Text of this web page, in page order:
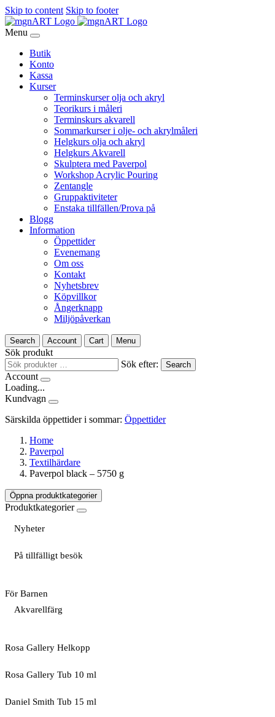
Skip to content Skip to footer
Menu
Butik
Konto
Kassa
Kurser
Terminskurser olja och akryl
Teorikurs i måleri
Terminskurs akvarell
Sommarkurser i olje- och akrylmåleri
Helgkurs olja och akryl
Helgkurs Akvarell
Skulptera med Paverpol
Workshop Acrylic Pouring
Zentangle
Gruppaktiviteter
Enstaka tillfällen/Prova på
Blogg
Information
Öppettider
Evenemang
Om oss
Kontakt
Nyhetsbrev
Köpvillkor
Ångerknapp
Miljöpåverkan
Search Account Cart Menu
Sök produkt
Sök efter:
Search
Account
Loading...
Kundvagn
Särskilda öppettider i sommar: Öppettider
Home
Paverpol
Textilhärdare
Paverpol black – 5750 g
Öppna produktkategorier
Produktkategorier
Nyheter
På tillfälligt besök
För Barnen
Akvarellfärg
Rosa Gallery Helkopp
Rosa Gallery Tub 10 ml
Daniel Smith Tub 15 ml